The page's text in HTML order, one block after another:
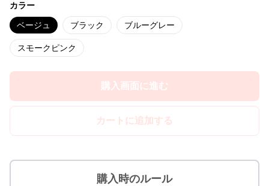
カラー
ベージュ ブラック ブルーグレー
スモークピンク
購入画面に進む
カートに追加する
購入時のルール